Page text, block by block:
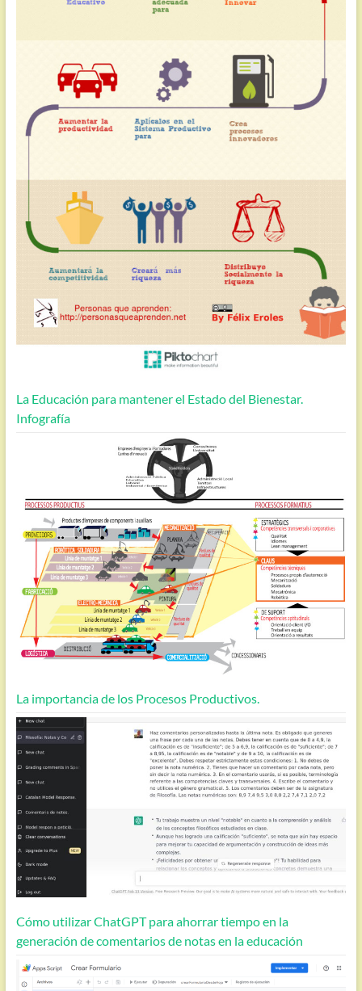
La Educación para mantener el Estado del Bienestar.
Infografía
La importancia de los Procesos Productivos.
Cómo utilizar ChatGPT para ahorrar tiempo en la
generación de comentarios de notas en la educación